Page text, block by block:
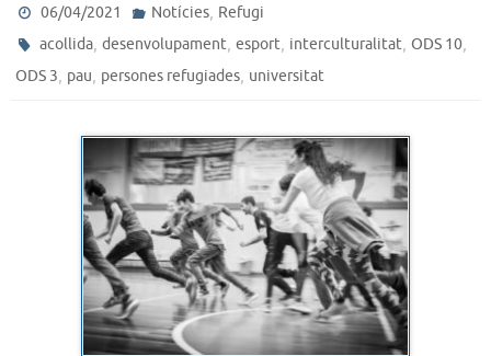
06/04/2021 Notícies, Refugi
acollida,desenvolupament,esport, interculturalitat,ODS 10,
ODS 3, pau, persones refugiades, universitat